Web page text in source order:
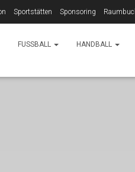
Sportstätten Sponsoring
FUSSBALL HANDBALL